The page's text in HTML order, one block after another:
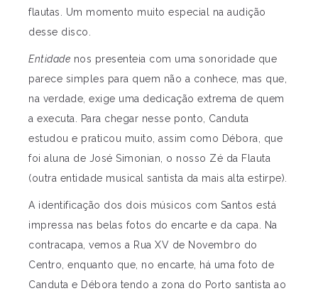
flautas. Um momento muito especial na audição
desse disco.
Entidade nos presenteia com uma sonoridade que
parece simples para quem não a conhece, mas que,
na verdade, exige uma dedicação extrema de quem
a executa. Para chegar nesse ponto, Canduta
estudou e praticou muito, assim como Débora, que
foi aluna de José Simonian, o nosso Zé da Flauta
(outra entidade musical santista da mais alta estirpe).
A identificação dos dois músicos com Santos está
impressa nas belas fotos do encarte e da capa. Na
contracapa, vemos a Rua XV de Novembro do
Centro, enquanto que, no encarte, há uma foto de
Canduta e Débora tendo a zona do Porto santista ao